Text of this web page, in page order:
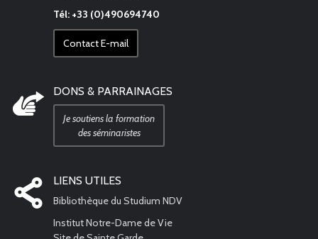
Tél: +33 (0)490694740
Contact E-mail
DONS & PARRAINAGES
Je soutiens la formation
des séminaristes
LIENS UTILES
Bibliothèque du Studium NDV
Institut Notre-Dame de Vie